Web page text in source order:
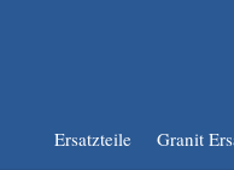
Ersatzteile Granit
Meixner
74722 Buchen-